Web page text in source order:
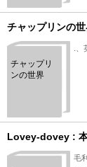
チャップリンの
チャップリ
ンの世界
.
Lovey-dovey :
毛